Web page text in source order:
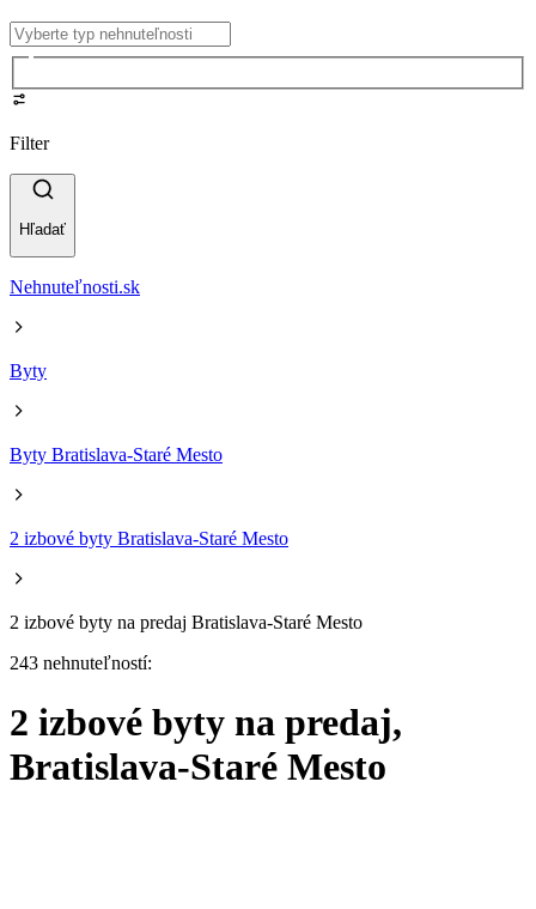
Filter
Hľadať
Nehnuteľnosti.sk
Byty
Byty Bratislava-Staré Mesto
2 izbové byty Bratislava-Staré Mesto
2 izbové byty na predaj Bratislava-Staré Mesto
243 nehnuteľností:
2 izbové byty na predaj,
Bratislava-Staré Mesto